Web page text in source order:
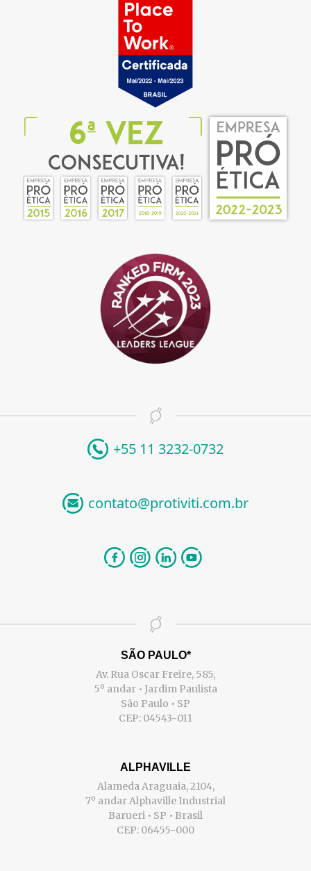
+55 11 3232-0732
contato@protiviti.com.br
SÃO PAULO*
Av. Rua Oscar Freire, 585,
5º andar • Jardim Paulista
São Paulo • SP
CEP: 04543-011
ALPHAVILLE
Alameda Araguaia, 2104,
7º andar Alphaville Industrial
Barueri • SP • Brasil
CEP: 06455-000